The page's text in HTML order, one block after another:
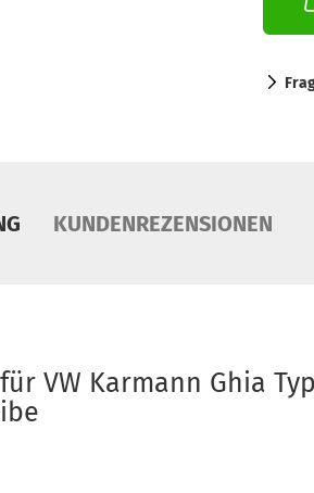
KUNDENREZENSIONEN
VW Karmann Ghia